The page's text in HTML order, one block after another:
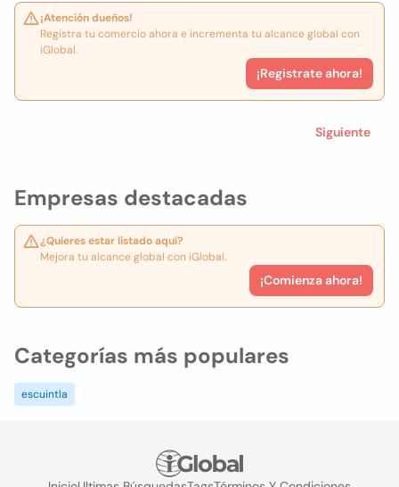
Empresas destacadas
¿Quieres estar listado aquí?
Mejora tu alcance global con iGlobal.
¡Comienza ahora!
¡Atención dueños!
Registra tu comercio ahora e incrementa tu alcance global con
iGlobal.
¡Registrate ahora!
Siguiente
Categorías más populares
escuintla